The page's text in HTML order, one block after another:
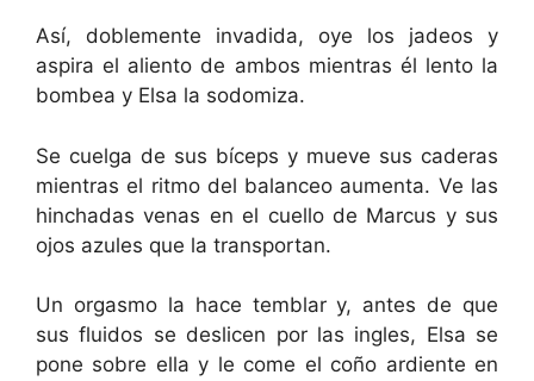
Así, doblemente invadida, oye los jadeos y
aspira el aliento de ambos mientras él lento la
bombea y Elsa la sodomiza.
Se cuelga de sus bíceps y mueve sus caderas
mientras el ritmo del balanceo aumenta. Ve las
hinchadas venas en el cuello de Marcus y sus
ojos azules que la transportan.
Un orgasmo la hace temblar y, antes de que
sus fluidos se deslicen por las ingles, Elsa se
pone sobre ella y le come el coño ardiente en